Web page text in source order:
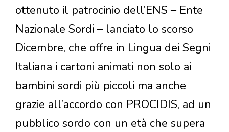
ottenuto il patrocinio dell’ENS – Ente
Nazionale Sordi – lanciato lo scorso
Dicembre, che offre in Lingua dei Segni
Italiana i cartoni animati non solo ai
bambini sordi più piccoli ma anche
grazie all’accordo con PROCIDIS, ad un
pubblico sordo con un età che supera